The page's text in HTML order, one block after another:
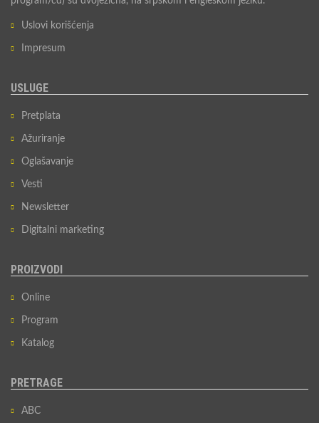
Uslovi korišćenja
Impresum
USLUGE
Pretplata
Ažuriranje
Oglašavanje
Vesti
Newsletter
Digitalni marketing
PROIZVODI
Online
Program
Katalog
PRETRAGE
ABC